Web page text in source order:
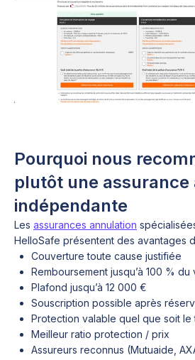
Pourquoi nous
plutôt une assurance
indépendante
Les assurances annulation
HelloSafe présentent des avantages
Couverture toute cause justifiée
Remboursement jusqu’à 100 % du
Plafond jusqu’à 12 000 €
Souscription possible après
Protection valable quel que soit le
Meilleur ratio protection / prix
Assureurs reconnus (Mutuaide,